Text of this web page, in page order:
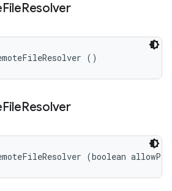
FileResolver
()
FileResolver
(boolean